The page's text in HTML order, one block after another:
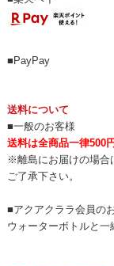
■PayPay
送料について
■一般のお客様
送料は全商品一律500
※離島にお届けの場合
ご了承下さい。
■アクアクララ会員の
ウォーターボトルと一